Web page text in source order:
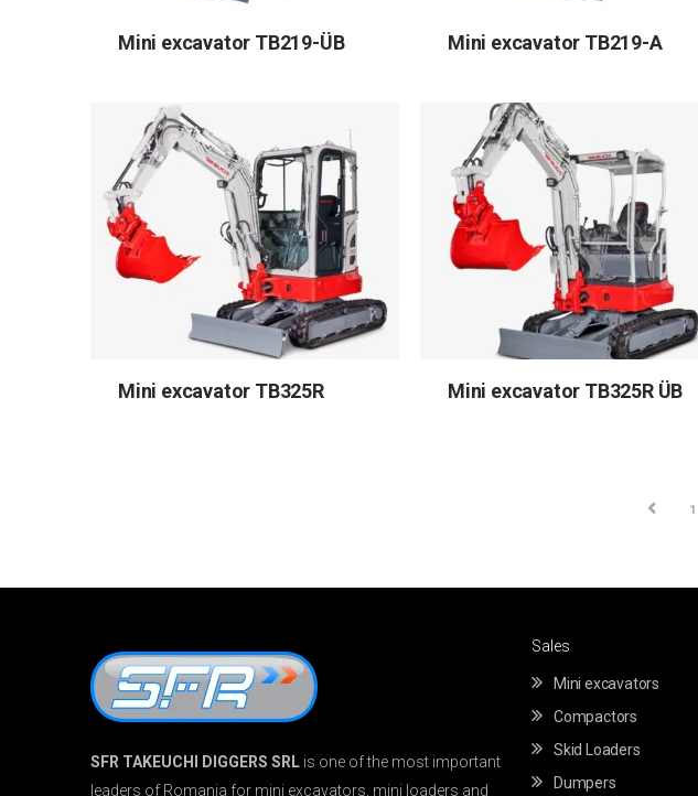
Mini excavator TB219-ÜB Mini excavator TB219-A
Mini excavator TB325R Mini excavator TB325R ÜB
1
SFR TAKEUCHI DIGGERS SRL is one of the most important
leaders of Romania for mini excavators, mini loaders and
Sales
Mini excavators
Compactors
Skid Loaders
Dumpers